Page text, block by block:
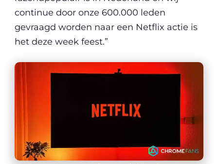
continue door onze 600.000 leden
gevraagd worden naar een Netflix actie is
het deze week feest.”